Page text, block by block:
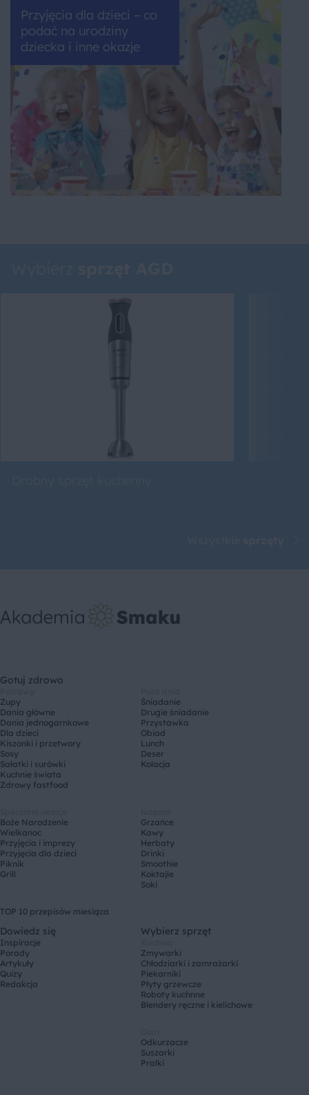
Przyjęcia dla dzieci – co
podać na urodziny
dziecka i inne okazje
Gotuj zdrowo
Zupy
Dania główne
Dania jednogarnkowe
Dla dzieci
Kiszonki i przetwory
Sosy
Sałatki i surówki
Kuchnie świata
Zdrowy fastfood
Śniadanie
Drugie śniadanie
Przystawka
Obiad
Lunch
Deser
Kolacja
Boże Narodzenie
Wielkanoc
Przyjęcia i imprezy
Przyjęcia dla dzieci
Piknik
Grill
Grzańce
Kawy
Herbaty
Drinki
Smoothie
Koktajle
Soki
TOP 10 przepisów miesiąca
Dowiedz się
Inspiracje
Porady
Artykuły
Quizy
Redakcja
Wybierz sprzęt
Zmywarki
Chłodziarki i zamrażarki
Piekarniki
Płyty grzewcze
Roboty kuchnne
Blendery ręczne i kielichowe
Odkurzacze
Suszarki
Pralki